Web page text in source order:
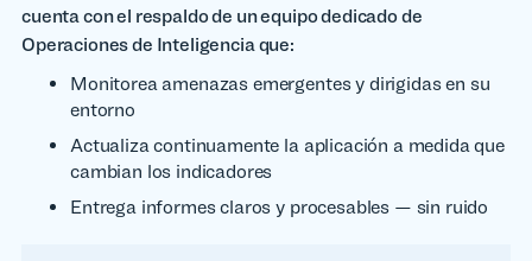
cuenta con el respaldo de un equipo dedicado de
Operaciones de Inteligencia que:
Monitorea amenazas emergentes y dirigidas en su
entorno
Actualiza continuamente la aplicación a medida que
cambian los indicadores
Entrega informes claros y procesables — sin ruido